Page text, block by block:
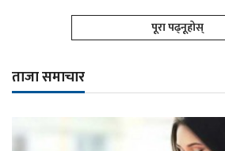
पूरा पढ्नूहोस्
ताजा समाचार